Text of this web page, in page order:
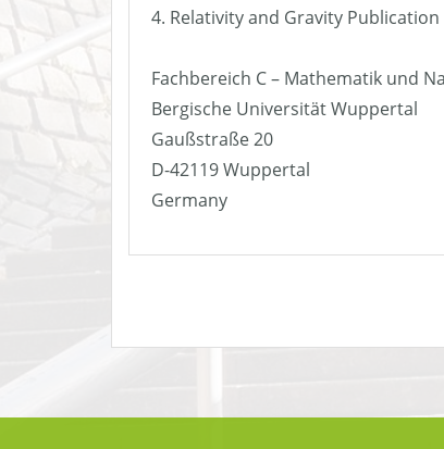
4. Relativity and Gravity
Fachbereich C – Mathematik und
Bergische Universität Wuppertal
Gaußstraße 20
D-42119 Wuppertal
Germany